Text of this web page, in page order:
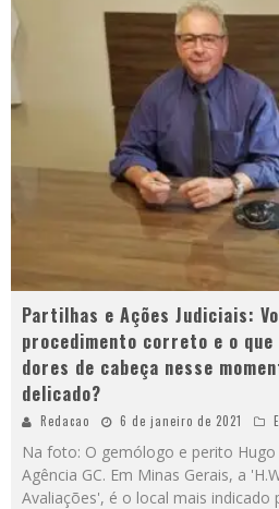
Partilhas e Ações Judiciais:
procedimento correto e o
dores de cabeça nesse
delicado?
Redacao 6 de janeiro de 2021
Na foto: O gemólogo e perito
Agência GC. Em Minas Gerais, a
Avaliações', é o local mais indicado